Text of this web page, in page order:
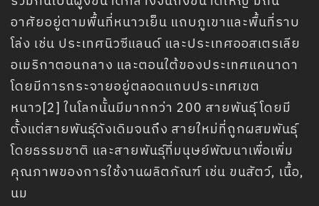
อาศัยอยู่ตามพื้นที่หนาวเย็น แถบภูเขาและพื้นที่ราบ
โล่ง เช่น ประเทศนิวซีแลนด์ และประเทศออสเตรเลีย
อเมริกาตอนกลาง และตอนใต้ของประเทศแคนาดา
โดยมีการกระจายอยู่ตลอดแถบประเทศเขต
หนาว[2] ในโลกนั้นมีมากกว่า 200 สายพันธุ์ โดยมี
ตั้งแต่สายพันธุ์ดังเดิมจนถึง สายใหม่ที่ถูกผสมพันธุ์
โดยธรรมชาติ และสายพันธุ์ที่มนุษย์พัฒนาเพื่อเพิ่ม
คุณภาพของการใช้งานผลิตภัณฑ์ เช่น ขนสัตว์, เนื้อ,
นม